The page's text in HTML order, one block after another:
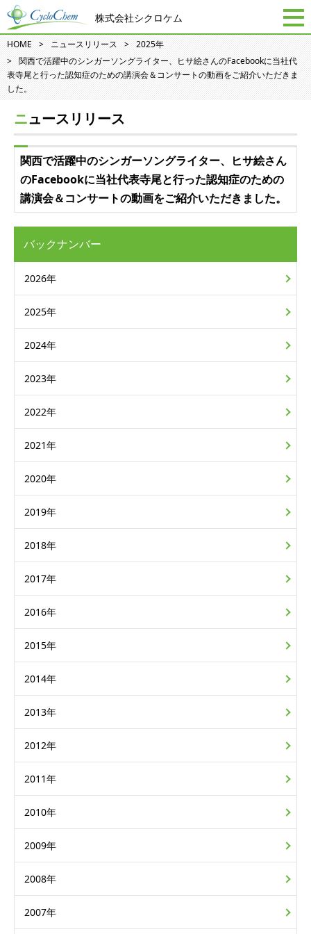
株式会社シクロケム
HOME ニュースリリース
2025年
関西で活躍中のシンガーソングライター、ヒサ絵さんのFacebookに当社代
表寺尾と行った認知症のための講演会＆コンサートの動画をご紹介いただきま
した。
ニュースリリース
関西で活躍中のシンガーソングライター、ヒサ絵さん
のFacebookに当社代表寺尾と行った認知症のための
講演会＆コンサートの動画をご紹介いただきました。
バックナンバー
2026年
2025年
2024年
2023年
2022年
2021年
2020年
2019年
2018年
2017年
2016年
2015年
2014年
2013年
2012年
2011年
2010年
2009年
2008年
2007年